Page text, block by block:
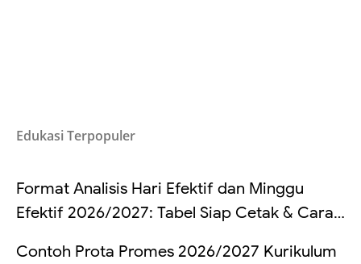
Edukasi Terpopuler
Format Analisis Hari Efektif dan Minggu
Efektif 2026/2027: Tabel Siap Cetak & Cara
Contoh Prota Promes 2026/2027 Kurikulum